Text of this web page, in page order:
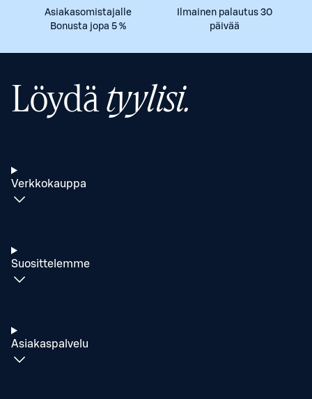
Asiakasomistajalle
Bonusta jopa 5 %
Ilmainen palautus 30
päivää
Löydätyylisi.
Verkkokauppa
Suosittelemme
Asiakaspalvelu